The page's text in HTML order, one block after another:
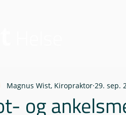
og
Magnus Wist, Kiropraktor 29. sep.